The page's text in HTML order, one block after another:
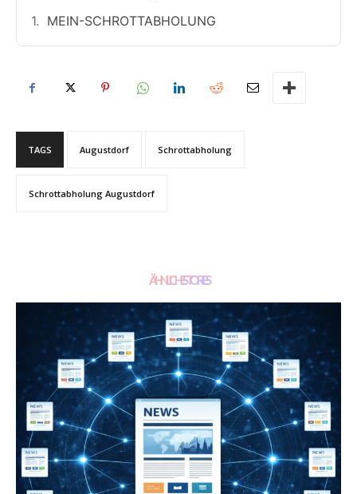
MEIN-SCHROTTABHOLUNG
TAGS Augustdorf Schrottabholung
Schrottabholung Augustdorf
ÄHNLICHE STORIES